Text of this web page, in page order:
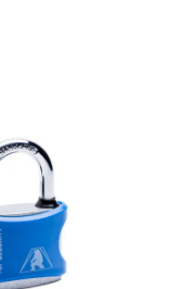
22,86 zł
do
28,06 zł